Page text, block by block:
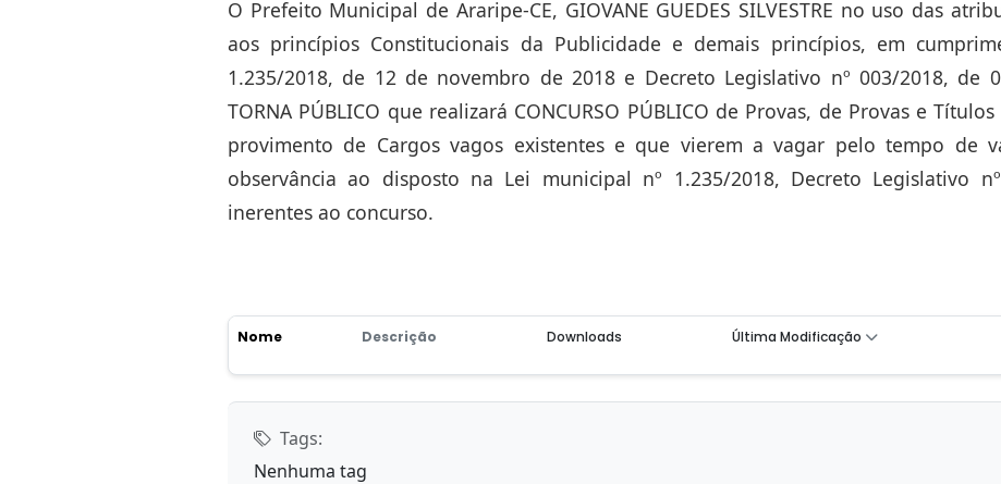
O Prefeito Municipal de Araripe-CE, GIOVANE GUEDES SILVESTRE no uso das
aos princípios Constitucionais da Publicidade e demais princípios, em
1.235/2018, de 12 de novembro de 2018 e Decreto Legislativo nº 003/2018, de
TORNA PÚBLICO que realizará CONCURSO PÚBLICO de Provas, de Provas e
provimento de Cargos vagos existentes e que vierem a vagar pelo tempo de
observância ao disposto na Lei municipal nº 1.235/2018, Decreto Legislativo
inerentes ao concurso.
Nome Descrição Downloads Última Modificação
Tags:
Nenhuma tag